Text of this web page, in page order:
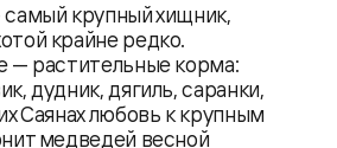
крупный хищник,
крайне редко.
— растительные корма:
дудник, дягиль, саранки,
Саянах любовь к крупным
медведей весной